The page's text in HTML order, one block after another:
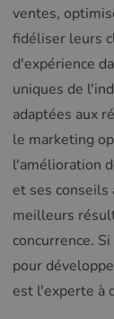
ventes,
fidéliser leurs
d'expérience
uniques de
adaptées aux
le marketing
l'amélioration
et ses
meilleurs
concurrence.
pour
est l'experte à